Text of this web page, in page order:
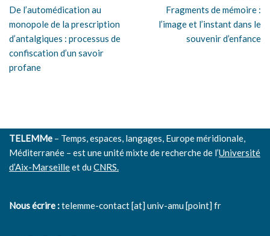
De l’automédication au
monopole de la prescription
d’antalgiques : processus de
confiscation d’un savoir
profane
Fragments de mémoire :
l’image et l’instant dans le
souvenir d’enfance
TELEMMe – Temps, espaces, langages, Europe méridionale,
Méditerranée – est une unité mixte de recherche de l’Université
d’Aix-Marseilleet duCNRS.
Nous écrire :telemme-contact [at] univ-amu [point] fr